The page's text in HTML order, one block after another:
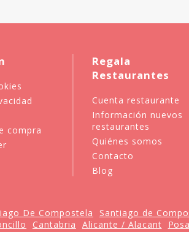
compra
Regala
Restaurantes
Cuenta restaurante
Información nuevos
restaurantes
Quiénes somos
Contacto
Blog
De Compostela Santiago de
Cantabria Alicante / Alacant